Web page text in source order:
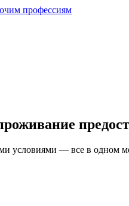
профессиям
условиями — все в одном